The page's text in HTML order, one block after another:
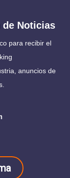
Noticias
para recibir el
anuncios de